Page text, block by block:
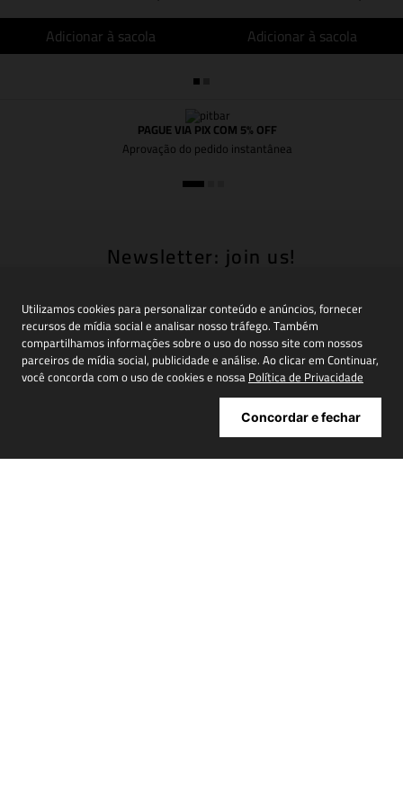
Utilizamos cookies para personalizar conteúdo e anúncios, fornecer
recursos de mídia social e analisar nosso tráfego. Também
compartilhamos informações sobre o uso do nosso site com nossos
parceiros de mídia social, publicidade e análise. Ao clicar em Continuar,
você concorda com o uso de cookies e nossaPolítica de Privacidade
Concordar e fechar
Adicionar à sacola Adicionar à sacola
PAGUE VIA PIX COM 5% OFF
Aprovação do pedido instantânea
Newsletter: join us!
novidades, promoções e muito mais